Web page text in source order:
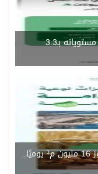
الائتمان المصرفي في المملكة عند أعلى مستوياته بـ3.3
“البيئة”: إمدادات المياه في المملكة تتجاوز 16 مليون م³ يوميًا..